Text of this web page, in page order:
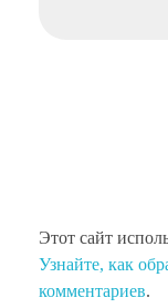
Этот сайт
Узнайте, как
комментариев.